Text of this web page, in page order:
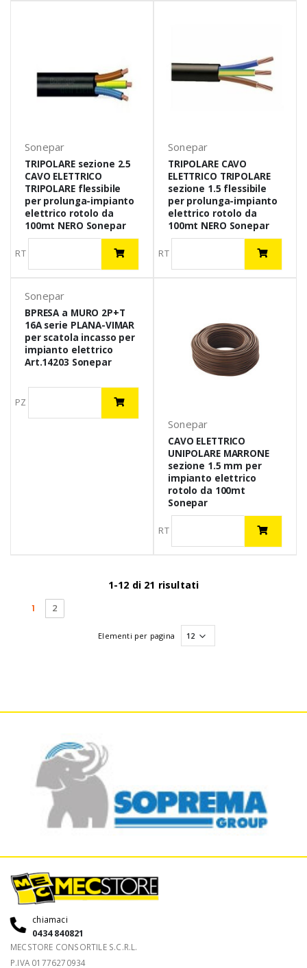
Sonepar
TRIPOLARE sezione 2.5
CAVO ELETTRICO
TRIPOLARE flessibile
per prolunga-impianto
elettrico rotolo da
100mt NERO Sonepar
RT
Sonepar
TRIPOLARE CAVO
ELETTRICO TRIPOLARE
sezione 1.5 flessibile
per prolunga-impianto
elettrico rotolo da
100mt NERO Sonepar
RT
Sonepar
BPRESA a MURO 2P+T
16A serie PLANA-VIMAR
per scatola incasso per
impianto elettrico
Art.14203 Sonepar
PZ
Sonepar
CAVO ELETTRICO
UNIPOLARE MARRONE
sezione 1.5 mm per
impianto elettrico
rotolo da 100mt
Sonepar
RT
1-12 di 21 risultati
1 (current)
2
Elementi per pagina
chiamaci
0434 840821
MECSTORE CONSORTILE S.C.R.L.
P.IVA 01776270934